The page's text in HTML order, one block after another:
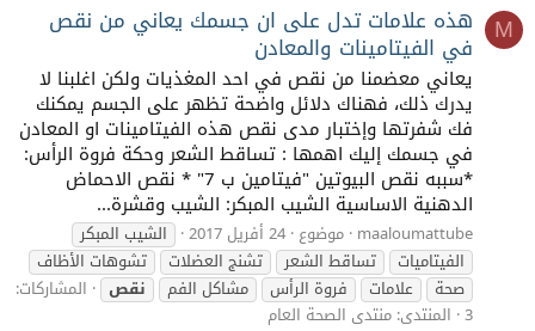
M هذه علامات تدل على ان جسمك يعاني من نقص
في الفيتامينات والمعادن
يعاني معضمنا من نقص في احد المغذيات ولكن اغلبنا لا
يدرك ذلك، فهناك دلائل واضحة تظهر على الجسم يمكنك
فك شفرتها وإختبار مدى نقص هذه الفيتامينات او المعادن
في جسمك إليك اهمها : تساقط الشعر وحكة فروة الرأس:
*سببه نقص البيوتين "فيتامين ب 7" * نقص الاحماض
الدهنية الاساسية الشيب المبكر: الشيب وقشرة...
maaloumattube موضوع 24 أفريل 2017
الشيب المبكر
الفيتاميات
تساقط الشعر تشنج العضلات
تشوهات الأظاف
صحة
علامات فروة الرأس مشاكل الفم نقص
المشاركات:
3 المنتدى: منتدى الصحة العام